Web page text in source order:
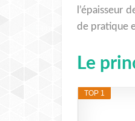
l’épaisseur
de pratique
Le
TOP 1